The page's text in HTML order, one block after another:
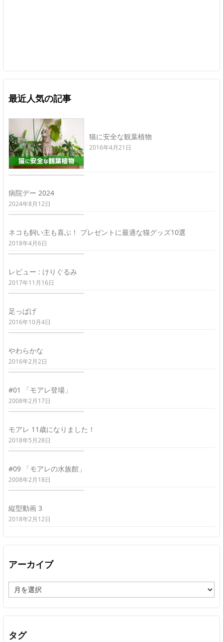
最近人気の記事
猫に安全な観葉植物
2016年4月21日
病院デー 2024
2024年8月12日
ネコも飼い主も喜ぶ！ プレゼントに最適な猫グッズ10選
2018年4月6日
レビュー : けりぐるみ
2017年11月16日
足っぱげ
2016年10月4日
やわらかな
2016年2月2日
#01 「モアレ登場」
2008年2月17日
モアレ 11歳になりました！
2018年5月28日
#09 「モアレの水族館」
2008年2月18日
縦型動画 3
2018年2月12日
アーカイブ
ー
カ
イ
タグ